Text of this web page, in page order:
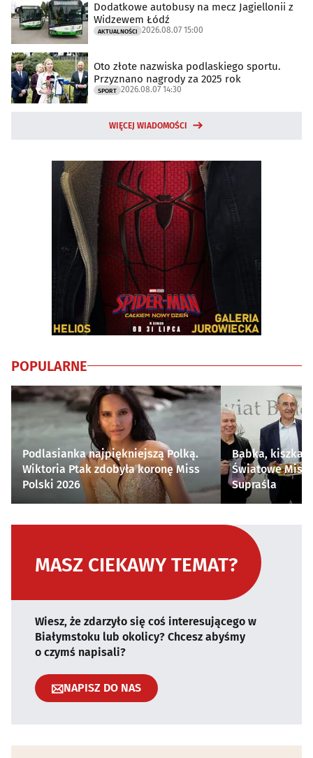
Dodatkowe autobusy na mecz Jagiellonii z
Widzewem Łódź
AKTUALNOŚCI 2026.08.07 15:00
Oto złote nazwiska podlaskiego sportu.
Przyznano nagrody za 2025 rok
SPORT 2026.08.07 14:30
WIĘCEJ WIADOMOŚCI
POPULARNE
Podlasianka najpiękniejszą Polką.
Wiktoria Ptak zdobyła koronę Miss
Polski 2026
Babka, kiszka i
Światowe
Supraśla
MASZ CIEKAWY TEMAT?
Wiesz, że zdarzyło się coś interesującego w
Białymstoku lub okolicy? Chcesz abyśmy
o czymś napisali?
NAPISZ DO NAS